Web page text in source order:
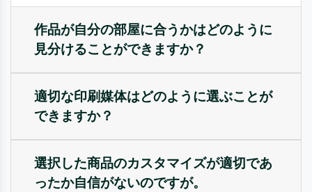
作品が自分の部屋に合うかはどのように
見分けることができますか？
適切な印刷媒体はどのように選ぶことが
できますか？
選択した商品のカスタマイズが適切であ
ったか自信がないのですが。